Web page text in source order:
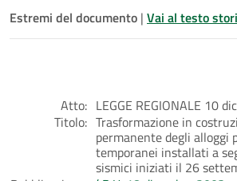
Estremi del documento | Vai al testo
Atto: LEGGE REGIONALE 10
Titolo: Trasformazione in
permanente degli alloggi
temporanei installati a
sismici iniziati il 26